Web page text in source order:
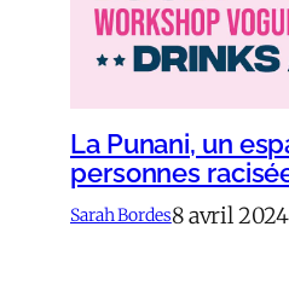
La Punani, un
personnes
Sarah Bordes8 avril 2024